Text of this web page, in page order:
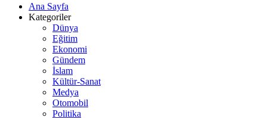
Ana Sayfa
Kategoriler
Dünya
Eğitim
Ekonomi
Gündem
İslam
Kültür-Sanat
Medya
Otomobil
Politika